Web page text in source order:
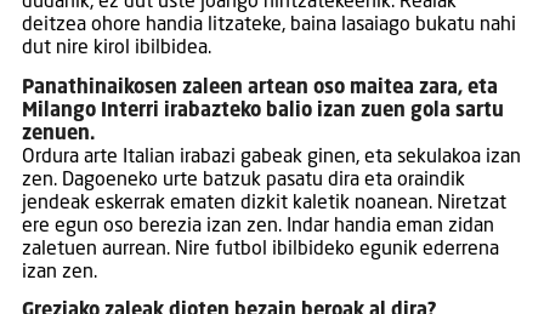
deitzea ohore handia litzateke, baina lasaiago bukatu nahi
dut nire kirol ibilbidea.
Panathinaikosen zaleen artean oso maitea zara, eta
Milango Interri irabazteko balio izan zuen gola sartu
zenuen.
Ordura arte Italian irabazi gabeak ginen, eta sekulakoa izan
zen. Dagoeneko urte batzuk pasatu dira eta oraindik
jendeak eskerrak ematen dizkit kaletik noanean. Niretzat
ere egun oso berezia izan zen. Indar handia eman zidan
zaletuen aurrean. Nire futbol ibilbideko egunik ederrena
izan zen.